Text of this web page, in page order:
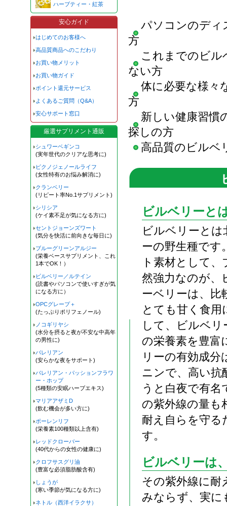
パソコンのディ
方
これまでのビル
ない方
体に必要な様々
方
新しい健康習慣
探しの方
高品質のビルベ
ビルベリーと
ビルベリーと
ーの野生種です
ト素材として
然強力なのが、
ーベリーは、比
とても甘く食
して、ビルベ
の栄養素を豊富
リーの有効成
ニンで、高い抗
うと白夜で有
の紫外線の量も
耐え自らを守る
す。
ビルベリーは
その紫外線に耐
みならず、実
ハーブティー・紅茶
安心ガイド
はじめてのお客様へ
高品質商品へのこだわり
お買い物メリット
お買い物ガイド
ポイント還元サービス
よくあるご質問（Q&A）
安心サポート窓口
厳選サプリメント通販
シュワーベギンコ
(実年世代のクリアな思考に)
ピクノジェノールライフ
(女性特有のお悩み解消に)
クランベリー
(リピート率No.1サプリメント)
シリシア
(ケイ素不足が気になる方に)
セントジョーンズワート
(気分を快活に前向きな毎日に)
ブルーグリーンアルジー
(栄養ベースサプリメント、これ
1本でOK！）
ビルベリー／ルテイン
(読書やパソコンで使いすぎが気
になる方に）
OPCグレープ＋
(たっぷりポリフェノール)
ノコギリヤシ
(水分を摂ると夜が不安な中高年
の男性に)
バレリアン
(安らかな夜をサポート)
バレリアン・パッションフラワ
ー・ホップ
(5種類の安眠ハーブエキス)
マリアアザミD
(飲む機会が多い方に)
ポーレンリフ
(栄養素100種類以上含有)
レッドクローバー
(40代からの女性の健康に)
クロフサスグリ油
(豊富な必須脂肪酸含有)
しょうが
(寒い季節が気になる方に)
ネトル（西洋イラクサ）